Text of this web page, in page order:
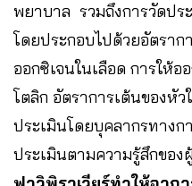
พยาบาล รวมถึงการวัดปร
โดยประกอบไปด้วยอัตราก
ออกซิเจนในเลือด การให้
โตลิก อัตราการเต้นของหั
ประเมินโดยบุคลากรทาง
ประเมินตามความรู้สึกขอ